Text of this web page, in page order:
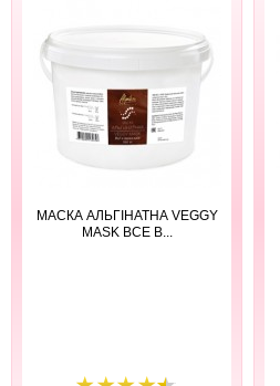
МАСКА АЛЬГІНАТНА VEGGY
MASK ВСЕ В...